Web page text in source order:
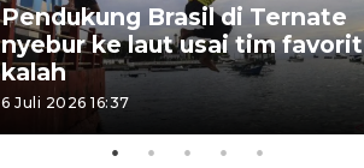
Pendukung Brasil di Ternate
nyebur ke laut usai tim favorit
kalah
6 Juli 2026 16:37